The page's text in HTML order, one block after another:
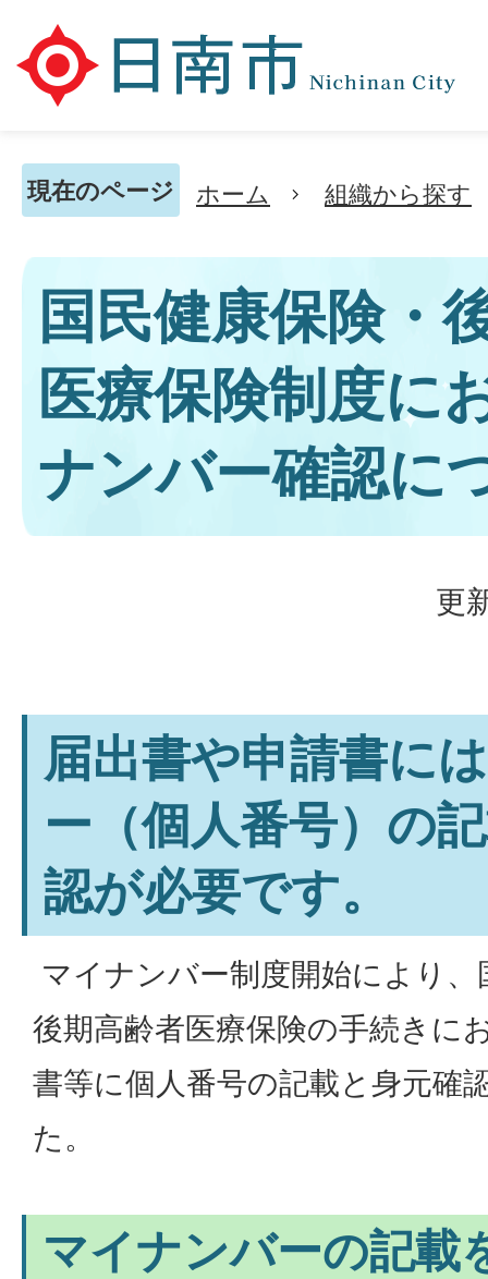
現在のページ ホーム 組織から探す
国民健康保険・
医療保険制度に
ナンバー確認に
更
届出書や申請書に
ー（個人番号）の
認が必要です。
マイナンバー制度開始により
後期高齢者医療保険の手続きに
書等に個人番号の記載と身元確
た。
マイナンバーの記載